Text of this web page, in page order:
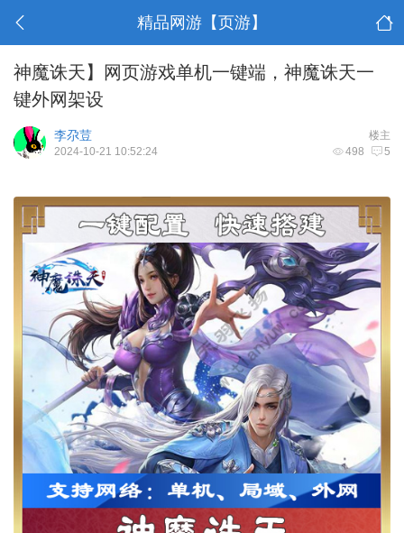
精品网游【页游】
神魔诛天】网页游戏单机一键端，神魔诛天一
键外网架设
楼主
李尕荳
498 5
2024-10-21 10:52:24